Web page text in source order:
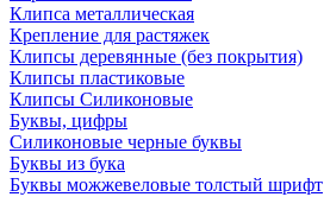
Клипса металлическая
Крепление для растяжек
Клипсы деревянные (без покрытия)
Клипсы пластиковые
Клипсы Силиконовые
Буквы, цифры
Силиконовые черные буквы
Буквы из бука
Буквы можжевеловые толстый шрифт